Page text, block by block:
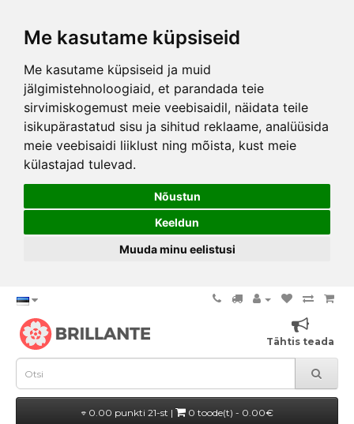
Me kasutame küpsiseid
Me kasutame küpsiseid ja muid
jälgimistehnoloogiaid, et parandada teie
sirvimiskogemust meie veebisaidil, näidata teile
isikupärastatud sisu ja sihitud reklaame, analüüsida
meie veebisaidi liiklust ning mõista, kust meie
külastajad tulevad.
Nõustun
Keeldun
Muuda minu eelistusi
Tähtis teada
0.00 punkti 21-st | 0 toode(t) - 0.00€